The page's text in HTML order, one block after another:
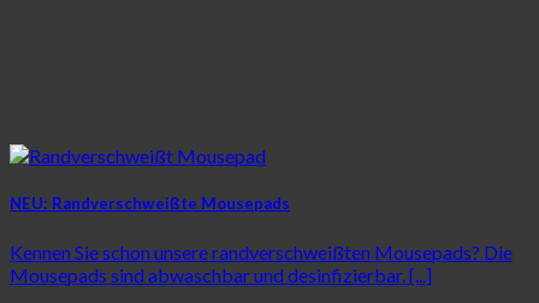
NEU: Randverschweißte Mousepads
Kennen Sie schon unsere randverschweißten Mousepads? Die
Mousepads sind abwaschbar und desinfizierbar. [...]